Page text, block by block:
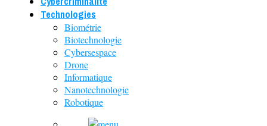
Technologies
Biométrie
Biotechnologie
Cybersespace
Drone
Informatique
Nanotechnologie
Robotique